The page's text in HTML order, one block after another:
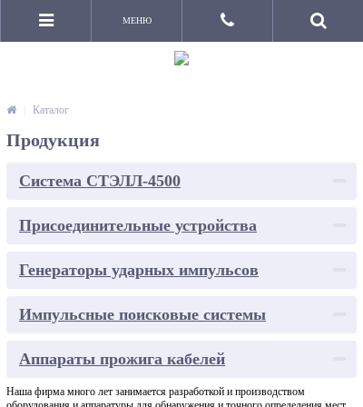
МЕНЮ
Каталог
Продукция
Система СТЭЛЛ-4500
Присоединительные устройства
Генераторы ударных импульсов
Импульсные поисковые системы
Аппараты прожига кабелей
Наша фирма много лет занимается разработкой и производством